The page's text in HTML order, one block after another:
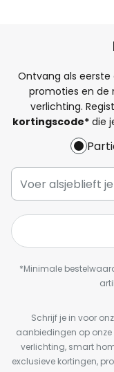
Ontvang als eerste
promoties en de
verlichting.
kortingscode*die
*Minimale
Schrijf je in voor
aanbiedingen op onze
verlichting, smart
exclusieve kortingen,